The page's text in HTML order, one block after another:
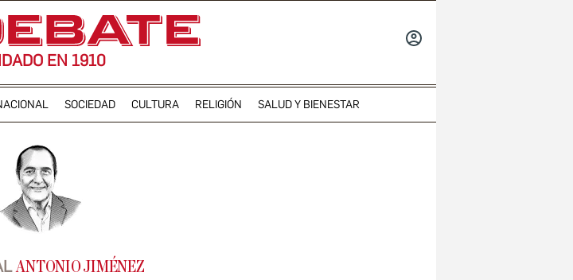
EN 1910
SOCIEDAD CULTURA RELIGIÓN SALUD Y BIENESTAR
ANTONIO JIMÉNEZ